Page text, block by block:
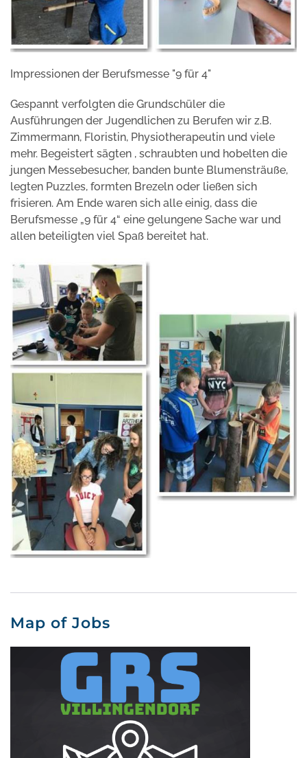
Impressionen der Berufsmesse "9 für 4"
Gespannt verfolgten die Grundschüler die
Ausführungen der Jugendlichen zu Berufen wir z.B.
Zimmermann, Floristin, Physiotherapeutin und viele
mehr. Begeistert sägten , schraubten und hobelten die
jungen Messebesucher, banden bunte Blumensträuße,
legten Puzzles, formten Brezeln oder ließen sich
frisieren. Am Ende waren sich alle einig, dass die
Berufsmesse „9 für 4“ eine gelungene Sache war und
allen beteiligten viel Spaß bereitet hat.
Map of Jobs